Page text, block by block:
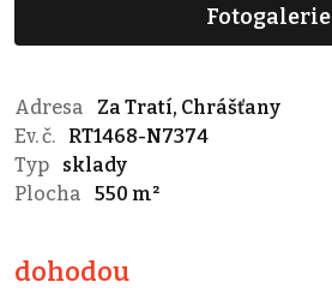
Fotogalerie
Adresa
Za Tratí, Chrášťany
Ev. č.
RT1468-N7374
Typ
sklady
Plocha
550 m²
dohodou